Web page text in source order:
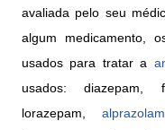
avaliada pelo seu
algum medicamento,
usados para tratar a
usados:diazepam,
lorazepam, alprazolam